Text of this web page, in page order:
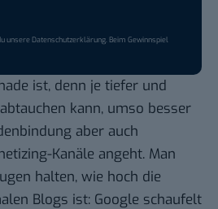
unsereDatenschutzerklärung. Beim Gewinnspiel
ist, denn je tiefer und
kann, umso besser
aber auch
Kanäle angeht. Man
halten, wie hoch die
Blogs ist: Google schaufelt